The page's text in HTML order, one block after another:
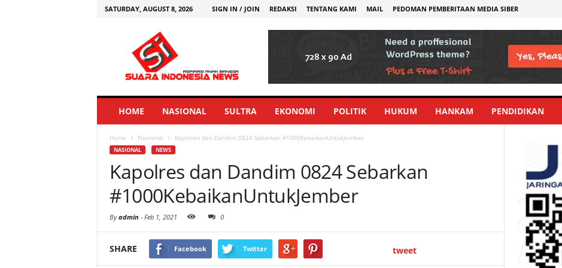
SATURDAY, AUGUST 8, 2026 SIGN IN / JOIN REDAKSI TENTANG KAMI MAIL PEDOMAN PEMBERITAAN MEDIA SIBER
HOME NASIONAL SULTRA EKONOMI POLITIK HUKUM HANKAM PENDIDIKAN
Home Nasional Kapolres dan Dandim 0824 Sebarkan #1000KebaikanUntukJember
NASIONAL NEWS
Kapolres dan Dandim 0824 Sebarkan
#1000KebaikanUntukJember
Byadmin - Feb 1, 2021 0
SHARE Facebook Twitter tweet